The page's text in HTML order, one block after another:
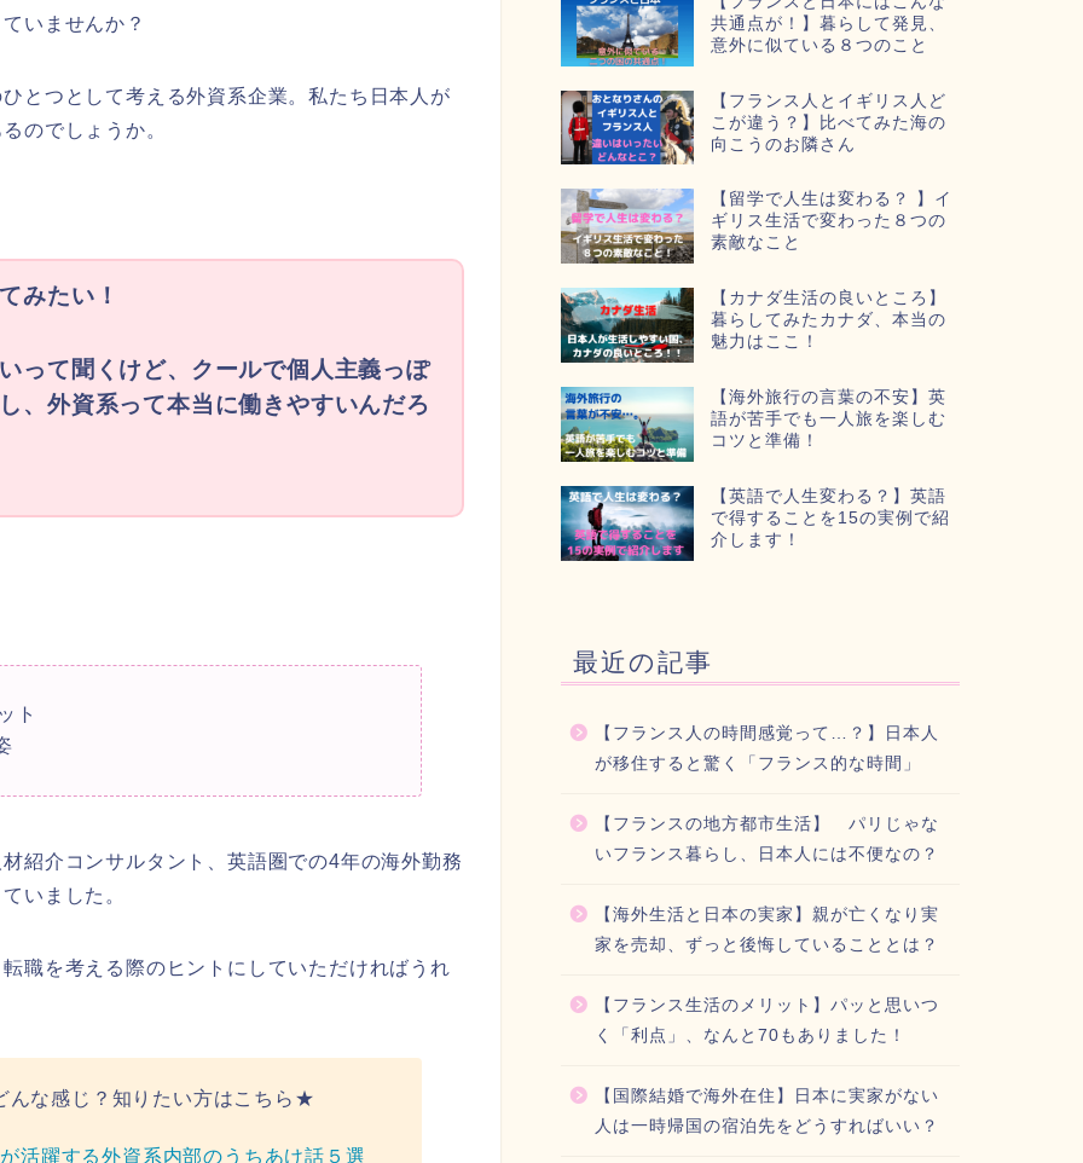
いませんか？
とつとして考える外資系企業。私たち日本人が
のでしょうか。
みたい！
って聞くけど、クールで個人主義っぽ
、外資系って本当に働きやすいんだろ
ト
紹介コンサルタント、英語圏での4年の海外勤務
いました。
職を考える際のヒントにしていただければうれ
な感じ？知りたい方はこちら★
活躍する外資系内部のうちあけ話５選
共通点が！】暮らして発見、
意外に似ている８つのこと
【フランス人とイギリス人ど
こが違う？】比べてみた海の
向こうのお隣さん
【留学で人生は変わる？ 】イ
ギリス生活で変わった８つの
素敵なこと
【カナダ生活の良いところ】
暮らしてみたカナダ、本当の
魅力はここ！
【海外旅行の言葉の不安】英
語が苦手でも一人旅を楽しむ
コツと準備！
【英語で人生変わる？】英語
で得することを15の実例で紹
介します！
最近の記事
【フランス人の時間感覚って…？】日本人
が移住すると驚く「フランス的な時間」
【フランスの地方都市生活】 パリじゃな
いフランス暮らし、日本人には不便なの？
【海外生活と日本の実家】親が亡くなり実
家を売却、ずっと後悔していることとは？
【フランス生活のメリット】パッと思いつ
く「利点」、なんと70もありました！
【国際結婚で海外在住】日本に実家がない
人は一時帰国の宿泊先をどうすればいい？